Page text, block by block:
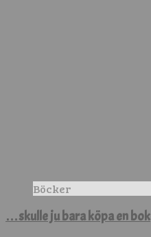
Böcker
…skulle ju bara köpa en bok